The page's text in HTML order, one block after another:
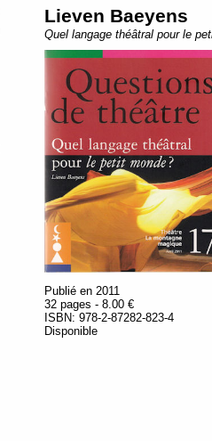
Lieven Baeyens
Quel langage théâtral pour le
Publié en 2011
32 pages - 8.00 €
ISBN: 978-2-87282-823-4
Disponible